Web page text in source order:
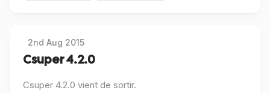
2nd Aug 2015
Csuper 4.2.0
Csuper 4.2.0 vient de sortir.